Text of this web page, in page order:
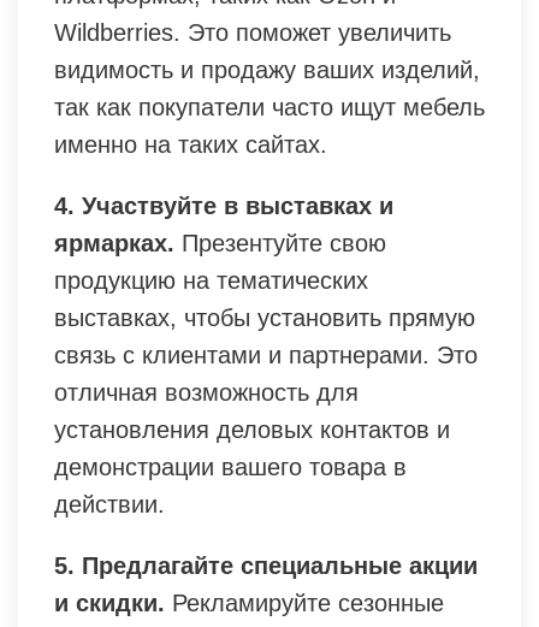
Wildberries. Это поможет увеличить
видимость и продажу ваших изделий,
так как покупатели часто ищут мебель
именно на таких сайтах.
4. Участвуйте в выставках и
ярмарках. Презентуйте свою
продукцию на тематических
выставках, чтобы установить прямую
связь с клиентами и партнерами. Это
отличная возможность для
установления деловых контактов и
демонстрации вашего товара в
действии.
5. Предлагайте специальные акции
и скидки. Рекламируйте сезонные